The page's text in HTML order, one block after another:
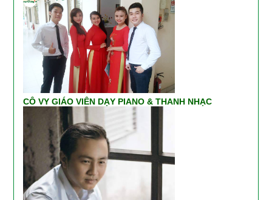
CÔ VY GIÁO VIÊN DẠY PIANO & THANH NHẠC